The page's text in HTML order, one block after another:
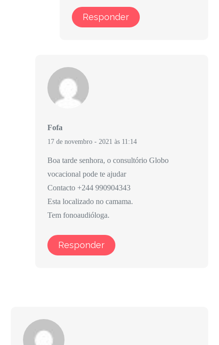
Responder
Fofa
17 de novembro - 2021 às 11:14
Boa tarde senhora, o consultório Globo
vocacional pode te ajudar
Contacto +244 990904343
Esta localizado no camama.
Tem fonoaudióloga.
Responder